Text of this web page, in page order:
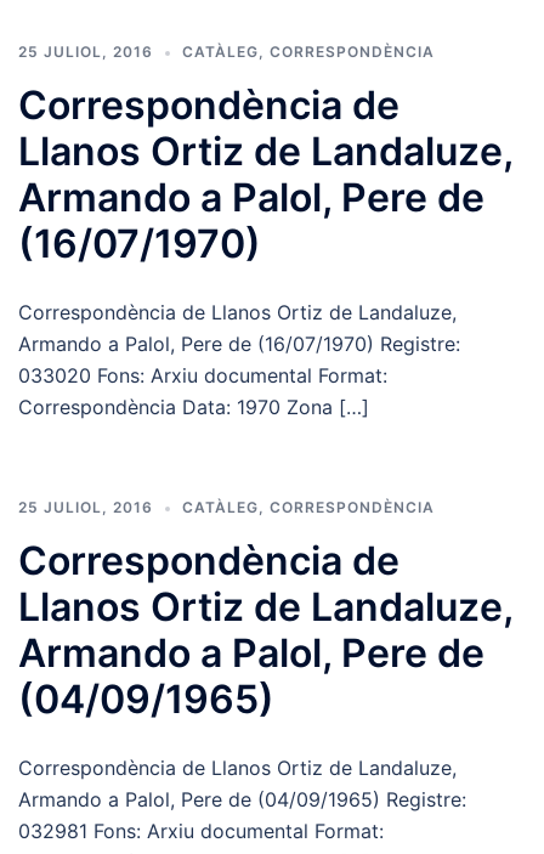
25 JULIOL, 2016 CATÀLEG, CORRESPONDÈNCIA
Correspondència de
Llanos Ortiz de Landaluze,
Armando a Palol, Pere de
(16/07/1970)
Correspondència de Llanos Ortiz de Landaluze,
Armando a Palol, Pere de (16/07/1970) Registre:
033020 Fons: Arxiu documental Format:
Correspondència Data: 1970 Zona […]
25 JULIOL, 2016 CATÀLEG, CORRESPONDÈNCIA
Correspondència de
Llanos Ortiz de Landaluze,
Armando a Palol, Pere de
(04/09/1965)
Correspondència de Llanos Ortiz de Landaluze,
Armando a Palol, Pere de (04/09/1965) Registre:
032981 Fons: Arxiu documental Format: